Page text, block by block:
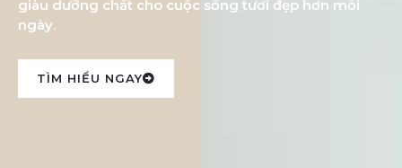
giàu dưỡng chất cho cuộc sống tươi đẹp hơn mỗi
ngày.
TÌM HIỂU NGAY